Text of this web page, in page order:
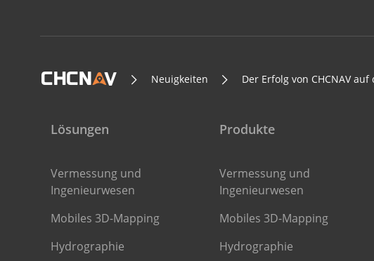
Neuigkeiten Der Erfolg von CHCNAV
Lösungen
Vermessung und
Ingenieurwesen
Mobiles 3D-Mapping
Hydrographie
Produkte
Vermessung und
Ingenieurwesen
Mobiles 3D-Mapping
Hydrographie